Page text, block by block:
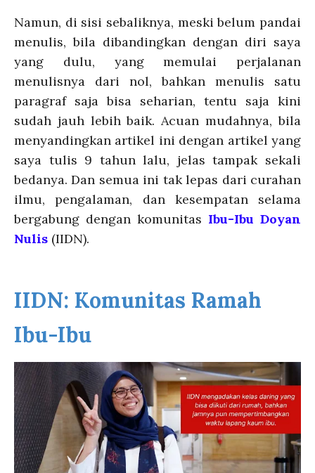
Namun, di sisi sebaliknya, meski belum pandai
menulis, bila dibandingkan dengan diri saya
yang dulu, yang memulai perjalanan
menulisnya dari nol, bahkan menulis satu
paragraf saja bisa seharian, tentu saja kini
sudah jauh lebih baik. Acuan mudahnya, bila
menyandingkan artikel ini dengan artikel yang
saya tulis 9 tahun lalu, jelas tampak sekali
bedanya. Dan semua ini tak lepas dari curahan
ilmu, pengalaman, dan kesempatan selama
bergabung dengan komunitas Ibu-Ibu Doyan
Nulis (IIDN).
IIDN: Komunitas Ramah
Ibu-Ibu